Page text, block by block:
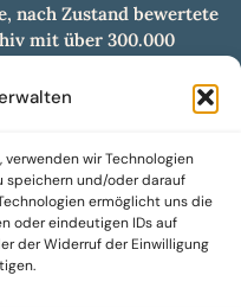
wir Technologien
speichern und/oder darauf
ermöglicht uns die
oder eindeutigen IDs auf
der Widerruf der Einwilligung
nach Zustand bewertete
mit über 300.000
Künstler und
Musikindustrie.
Production – DUBOX –
Museum of Vinyl Arts
© 2025 SoulPeddler GmbH®